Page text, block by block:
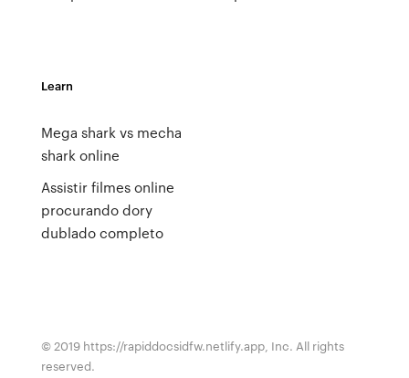
Learn
Mega shark vs mecha
shark online
Assistir filmes online
procurando dory
dublado completo
© 2019 https://rapiddocsidfw.netlify.app, Inc. All rights
reserved.